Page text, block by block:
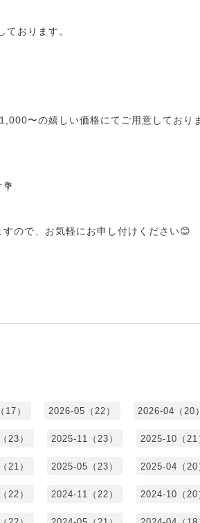
おります。
〜の嬉しい価格にてご用意しており
ので、お気軽にお申し付けください😊
17） 2026-05（22） 2026-04（20
23） 2025-11（23） 2025-10（21
21） 2025-05（23） 2025-04（20
22） 2024-11（22） 2024-10（20